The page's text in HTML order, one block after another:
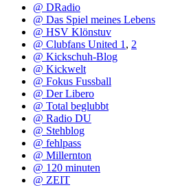
@ DRadio
@ Das Spiel meines Lebens
@ HSV Klönstuv
@ Clubfans United 1 , 2
@ Kickschuh-Blog
@ Kickwelt
@ Fokus Fussball
@ Der Libero
@ Total beglubbt
@ Radio DU
@ Stehblog
@ fehlpass
@ Millernton
@ 120 minuten
@ ZEIT